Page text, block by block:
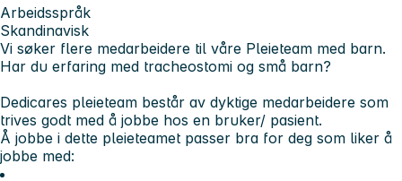
Arbeidsspråk
Skandinavisk
Vi søker flere medarbeidere til våre Pleieteam med barn.
Har du erfaring med tracheostomi og små barn?
Dedicares pleieteam består av dyktige medarbeidere som
trives godt med å jobbe hos en bruker/ pasient.
Å jobbe i dette pleieteamet passer bra for deg som liker å
jobbe med: